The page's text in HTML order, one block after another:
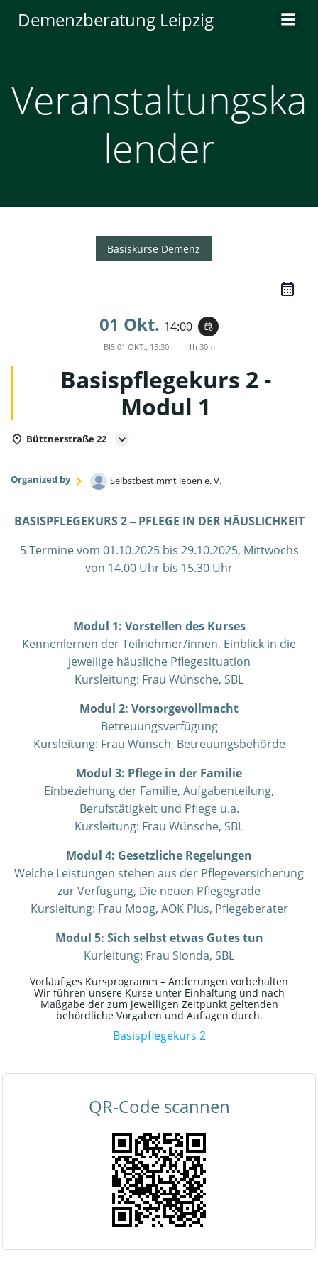
Inhalt
Demenzberatung Leipzig
Veranstaltungska
lender
Basiskurse Demenz
01 Okt. 14:00 event_repeat
BIS 01 OKT., 15:30 1h 30m
Basispflegekurs 2 -
Modul 1
Büttnerstraße 22
Organized by Selbstbestimmt leben e. V.
BASISPFLEGEKURS 2 ‒ PFLEGE IN DER HÄUSLICHKEIT
5 Termine vom 01.10.2025 bis 29.10.2025, Mittwochs
von 14.00 Uhr bis 15.30 Uhr
Modul 1: Vorstellen des Kurses
Kennenlernen der Teilnehmer/innen, Einblick in die
jeweilige häusliche Pflegesituation
Kursleitung: Frau Wünsche, SBL
Modul 2: Vorsorgevollmacht
Betreuungsverfügung
Kursleitung: Frau Wünsch, Betreuungsbehörde
Modul 3: Pflege in der Familie
Einbeziehung der Familie, Aufgabenteilung,
Berufstätigkeit und Pflege u.a.
Kursleitung: Frau Wünsche, SBL
Modul 4: Gesetzliche Regelungen
Welche Leistungen stehen aus der Pflegeversicherung
zur Verfügung, Die neuen Pflegegrade
Kursleitung: Frau Moog, AOK Plus, Pflegeberater
Modul 5: Sich selbst etwas Gutes tun
Kurleitung: Frau Sionda, SBL
Vorläufiges Kursprogramm – Änderungen vorbehalten
Wir führen unsere Kurse unter Einhaltung und nach
Maßgabe der zum jeweiligen Zeitpunkt geltenden
behördliche Vorgaben und Auflagen durch.
Basispflegekurs 2
QR-Code scannen